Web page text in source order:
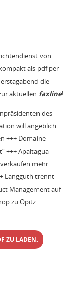
von
als pdf per
die
aktuellen faxline!
des
will angeblich
+++ Domaine
+++ Apaltagua
mehr
Langguth trennt
Management auf
zu Opitz
ZU LADEN.